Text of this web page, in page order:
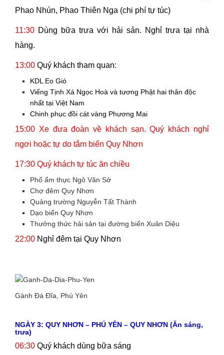
Phao Nhún, Phao Thiên Nga (chi phí tự túc)
11:30 Dùng bữa trưa với hải sản. Nghỉ trưa tại nhà
hàng.
13:00 Quý khách tham quan:
KDL Eo Gió
Viếng Tịnh Xá Ngọc Hoà và tương Phật hai thân độc
nhất tại Việt Nam
Chinh phục đồi cát vàng Phương Mai
15:00 Xe đưa đoàn về khách sạn. Quý khách nghỉ
ngơi hoặc tự do tắm biển Quy Nhơn
17:30 Quý khách tự túc ăn chiều
Phố ẩm thực Ngô Văn Sở
Chợ đêm Quy Nhơn
Quảng trường Nguyễn Tất Thành
Dạo biển Quy Nhơn
Thưởng thức hải sản tại đường biển Xuân Diệu
22:00 Nghỉ đêm tại Quy Nhơn
Gành Đá Đĩa, Phú Yên
NGÀY 3: QUY NHƠN – PHÚ YÊN – QUY NHƠN (Ăn sáng,
trưa)
06:30 Quý khách dùng bữa sáng